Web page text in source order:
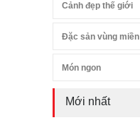
Cảnh đẹp thế giới
Đặc sản vùng miền
Món ngon
Mới nhất